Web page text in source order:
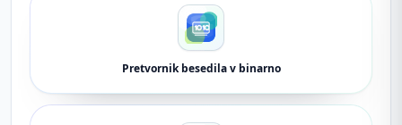
Pretvornik besedila v binarno